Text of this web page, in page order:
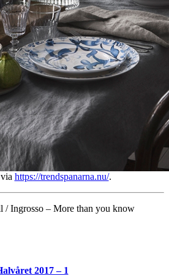
https://trendspanarna.nu/.
/ Ingrosso – More than you know
2017 – 1